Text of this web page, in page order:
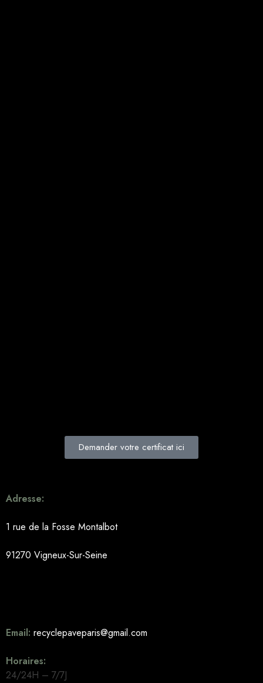
Demander votre certificat ici
Email: recyclepaveparis@gmail.com
Horaires:
24/24H – 7/7J
Adresse:
1 rue de la Fosse Montalbot
91270 Vigneux-Sur-Seine